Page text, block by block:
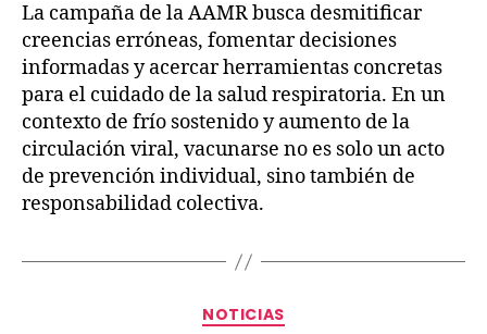
La campaña de la AAMR busca desmitificar
creencias erróneas, fomentar decisiones
informadas y acercar herramientas concretas
para el cuidado de la salud respiratoria. En un
contexto de frío sostenido y aumento de la
circulación viral, vacunarse no es solo un acto
de prevención individual, sino también de
responsabilidad colectiva.
NOTICIAS